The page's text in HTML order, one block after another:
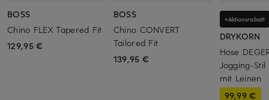
BOSS
Chino FLEX Tapered Fit
129,95 €
BOSS
Chino CONVERT
Tailored Fit
139,95 €
+Aktionsrabatt
DRYKORN
Hose
Jogging-
mit Leinen
99,99 €